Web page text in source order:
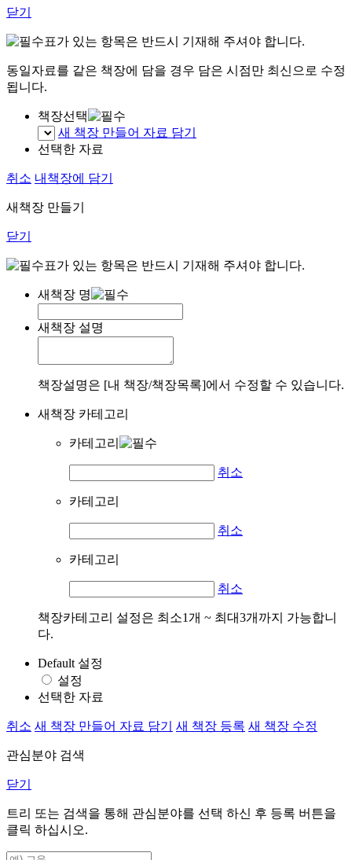
닫기
표가 있는 항목은 반드시 기재해 주셔야 합니다.
동일자료를 같은 책장에 담을 경우 담은 시점만 최신으로 수정
됩니다.
책장선택
새 책장 만들어 자료 담기
선택한 자료
취소 내책장에 담기
새책장 만들기
닫기
표가 있는 항목은 반드시 기재해 주셔야 합니다.
새책장 명
새책장 설명
책장설명은 [내 책장/책장목록]에서 수정할 수 있습니다.
새책장 카테고리
카테고리
취소
카테고리
취소
카테고리
취소
책장카테고리 설정은 최소1개 ~ 최대3개까지 가능합니
다.
Default 설정
설정
선택한 자료
취소 새 책장 만들어 자료 담기 새 책장 등록 새 책장 수정
관심분야 검색
닫기
트리 또는 검색을 통해 관심분야를 선택 하신 후 등록 버튼을
클릭 하십시오.